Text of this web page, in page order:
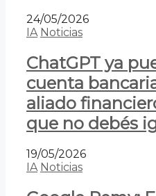
24/05/2026
IA Noticias
ChatGPT ya
cuenta
aliado
que no debés
19/05/2026
IA Noticias